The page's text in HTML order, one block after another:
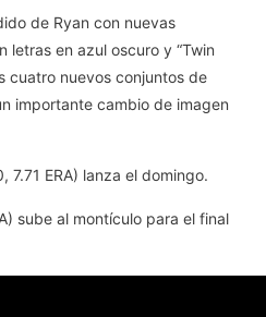
de Ryan con nuevas
letras en azul oscuro y “Twin
cuatro nuevos conjuntos de
importante cambio de imagen
7.71 ERA) lanza el domingo.
sube al montículo para el final